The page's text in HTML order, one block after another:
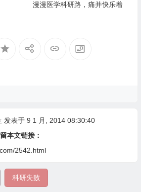
漫漫医学科研路，痛并快乐着
发表于 9 1 月, 2014 08:30:40
本文链接：
2542.html
科研失败